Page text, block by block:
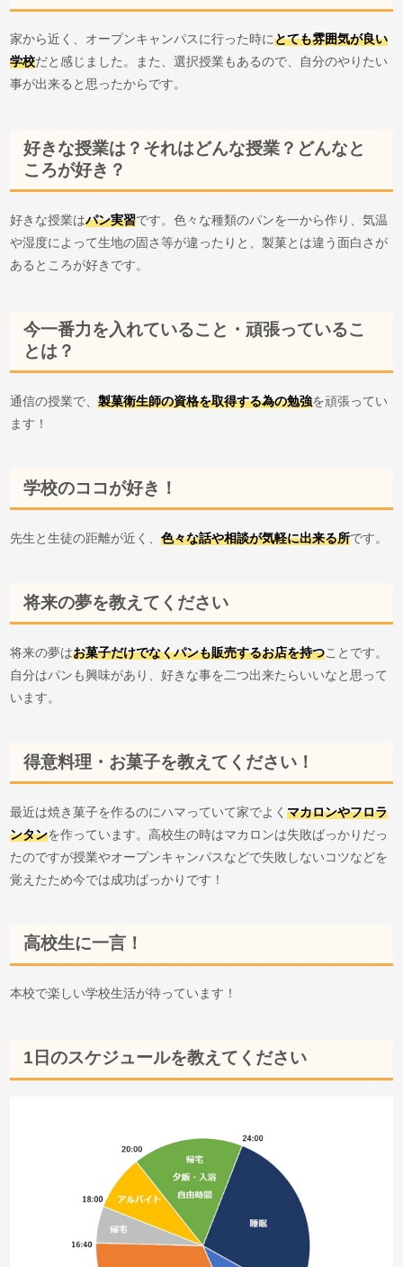
家から近く、オープンキャンパスに行った時にとても雰囲気が良い
学校だと感じました。また、選択授業もあるので、自分のやりたい
事が出来ると思ったからです。
好きな授業は？それはどんな授業？どんなと
ころが好き？
好きな授業はパン実習です。色々な種類のパンを一から作り、気温
や湿度によって生地の固さ等が違ったりと、製菓とは違う面白さが
あるところが好きです。
今一番力を入れていること・頑張っているこ
とは？
通信の授業で、製菓衛生師の資格を取得する為の勉強を頑張ってい
ます！
学校のココが好き！
先生と生徒の距離が近く、色々な話や相談が気軽に出来る所です。
将来の夢を教えてください
将来の夢はお菓子だけでなくパンも販売するお店を持つことです。
自分はパンも興味があり、好きな事を二つ出来たらいいなと思って
います。
得意料理・お菓子を教えてください！
最近は焼き菓子を作るのにハマっていて家でよくマカロンやフロラ
ンタンを作っています。高校生の時はマカロンは失敗ばっかりだっ
たのですが授業やオープンキャンパスなどで失敗しないコツなどを
覚えたため今では成功ばっかりです！
高校生に一言！
本校で楽しい学校生活が待っています！
1日のスケジュールを教えてください